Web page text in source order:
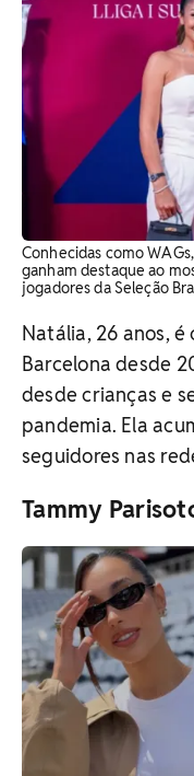
Conhecidas como
ganham destaque ao
jogadores da Seleção
Natália, 26 anos,
Barcelona desde
desde crianças e
pandemia. Ela
seguidores nas
Tammy